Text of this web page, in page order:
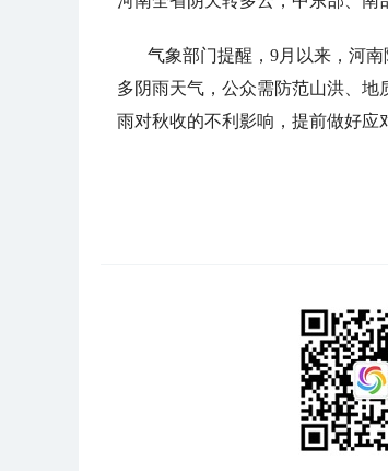
气象部门提醒，9月以来，河
多阴雨天气，公众需防范山洪、
雨对秋收的不利影响，提前做好应